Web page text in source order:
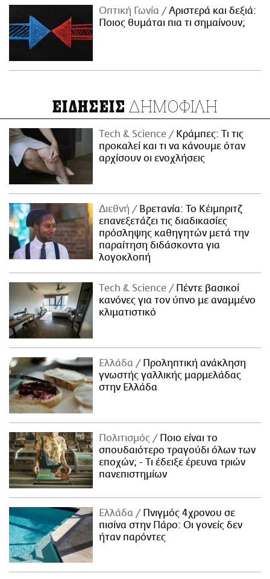
Οπτική Γωνία
Αριστερά και δεξιά:
Ποιος θυμάται πια τι σημαίνουν;
ΕΙΔΗΣΕΙΣ ΔΗΜΟΦΙΛΗ
Τech & Science
Κράμπες: Τι τις
προκαλεί και τι να κάνουμε όταν
αρχίσουν οι ενοχλήσεις
Διεθνή
Βρετανία: Το Κέιμπριτζ
επανεξετάζει τις διαδικασίες
πρόσληψης καθηγητών μετά την
παραίτηση διδάσκοντα για
λογοκλοπή
Τech & Science
Πέντε βασικοί
κανόνες για τον ύπνο με αναμμένο
κλιματιστικό
Ελλάδα
Προληπτική ανάκληση
γνωστής γαλλικής μαρμελάδας
στην Ελλάδα
Πολιτισμός
Ποιο είναι το
σπουδαιότερο τραγούδι όλων των
εποχών; - Τι έδειξε έρευνα τριών
πανεπιστημίων
Ελλάδα
Πνιγμός 4χρονου σε
πισίνα στην Πάρο: Οι γονείς δεν
ήταν παρόντες